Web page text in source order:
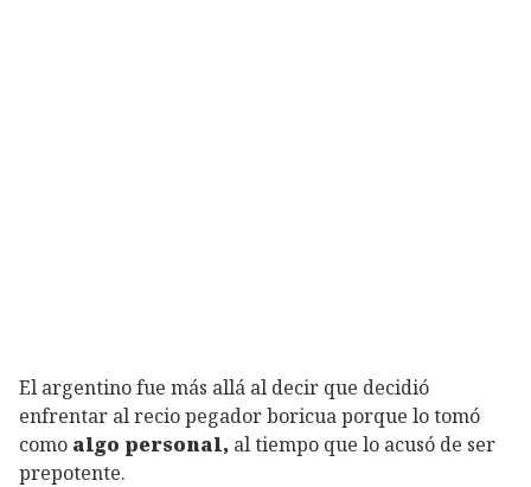
El argentino fue más allá al decir que decidió
enfrentar al recio pegador boricua porque lo tomó
como algo personal, al tiempo que lo acusó de ser
prepotente.